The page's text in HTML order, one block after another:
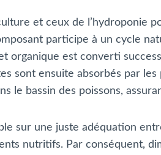
et ceux de l’hydroponie
participe à un cycle
organique est converti
sont ensuite absorbés par les
le bassin des poissons,
sur une juste adéquation
nutritifs. Par conséquent,